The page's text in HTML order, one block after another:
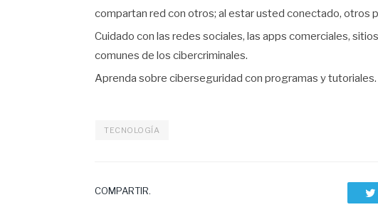
compartan red con otros; al estar usted conectado, otros
Cuidado con las redes sociales, las apps comerciales,
comunes de los cibercriminales.
Aprenda sobre ciberseguridad con programas y tutoriales.
TECNOLOGÍA
COMPARTIR.